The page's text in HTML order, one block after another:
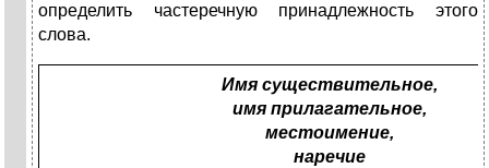
определить частеречную принадлежность этого
слова.
Имя существительное,
имя прилагательное,
местоимение,
наречие